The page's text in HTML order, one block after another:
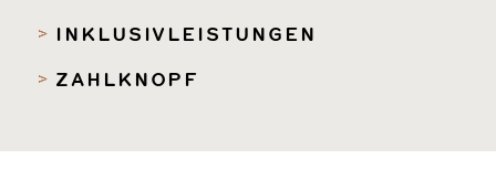
INKLUSIVLEISTUNGEN
ZAHLKNOPF